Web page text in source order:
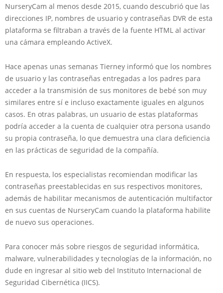
NurseryCam al menos desde 2015, cuando descubrió que las
direcciones IP, nombres de usuario y contraseñas DVR de esta
plataforma se filtraban a través de la fuente HTML al activar
una cámara empleando ActiveX.
Hace apenas unas semanas Tierney informó que los nombres
de usuario y las contraseñas entregadas a los padres para
acceder a la transmisión de sus monitores de bebé son muy
similares entre sí e incluso exactamente iguales en algunos
casos. En otras palabras, un usuario de estas plataformas
podría acceder a la cuenta de cualquier otra persona usando
su propia contraseña, lo que demuestra una clara deficiencia
en las prácticas de seguridad de la compañía.
En respuesta, los especialistas recomiendan modificar las
contraseñas preestablecidas en sus respectivos monitores,
además de habilitar mecanismos de autenticación multifactor
en sus cuentas de NurseryCam cuando la plataforma habilite
de nuevo sus operaciones.
Para conocer más sobre riesgos de seguridad informática,
malware, vulnerabilidades y tecnologías de la información, no
dude en ingresar al sitio web del Instituto Internacional de
Seguridad Cibernética (IICS).